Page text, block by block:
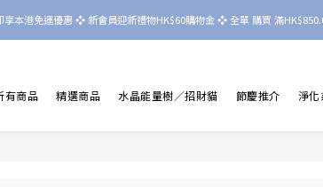
本港免運優惠 ❖ 新會員迎新禮物HK$60購物金 ❖ 全單 購買 滿
有商品 精選商品 水晶能量樹／招財貓 節慶推介 淨化